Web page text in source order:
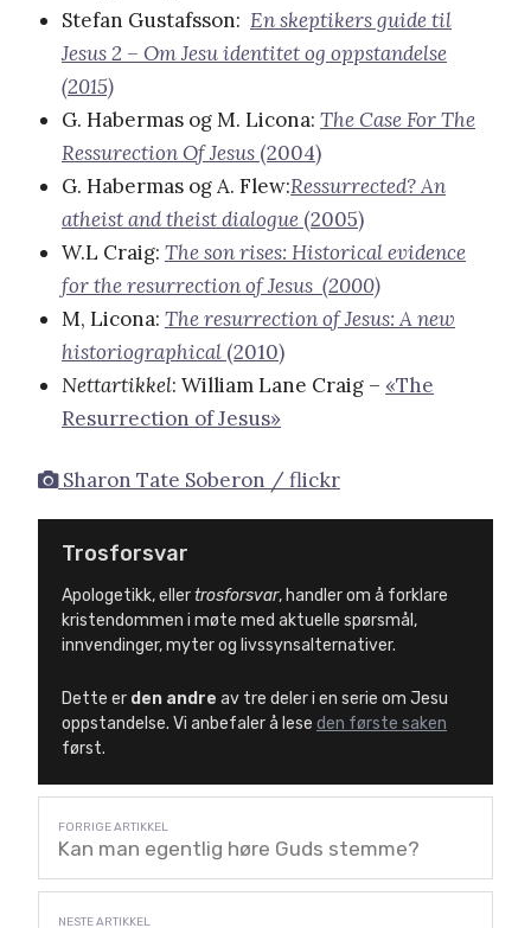
Stefan Gustafsson: En skeptikers guide til
Jesus 2 – Om Jesu identitet og oppstandelse
(2015)
G. Habermas og M. Licona: The Case For The
Ressurection Of Jesus (2004)
G. Habermas og A. Flew:Ressurrected? An
atheist and theist dialogue (2005)
W.L Craig: The son rises: Historical evidence
for the resurrection of Jesus (2000)
M, Licona: The resurrection of Jesus: A new
historiographical (2010)
Nettartikkel: William Lane Craig – «The
Resurrection of Jesus»
Sharon Tate Soberon / flickr
Trosforsvar
Apologetikk, ellertrosforsvar, handler om å forklare
kristendommen i møte med aktuelle spørsmål,
innvendinger, myter og livssynsalternativer.
Dette er den andre av tre deler i en serie om Jesu
oppstandelse. Vi anbefaler å lese den første saken
først.
Kan man egentlig høre Guds stemme?